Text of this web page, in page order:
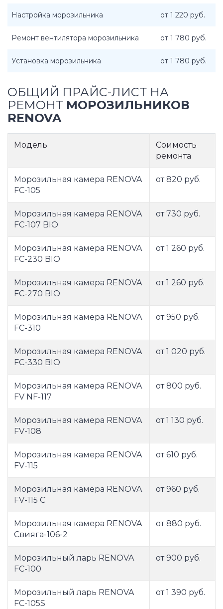
Настройка морозильника от 1 220 руб.
Ремонт вентилятора морозильника от 1 780 руб.
Установка морозильника от 1 780 руб.
ОБЩИЙ ПРАЙС-ЛИСТ НА
РЕМОНТ МОРОЗИЛЬНИКОВ
RENOVA
Модель
Соимость
ремонта
Морозильная камера RENOVA
FC-105
от 820 руб.
Морозильная камера RENOVA
FC-107 BIO
от 730 руб.
Морозильная камера RENOVA
FC-230 BIO
от 1 260 руб.
Морозильная камера RENOVA
FC-270 BIO
от 1 260 руб.
Морозильная камера RENOVA
FC-310
от 950 руб.
Морозильная камера RENOVA
FC-330 BIO
от 1 020 руб.
Морозильная камера RENOVA
FV NF-117
от 800 руб.
Морозильная камера RENOVA
FV-108
от 1 130 руб.
Морозильная камера RENOVA
FV-115
от 610 руб.
Морозильная камера RENOVA
FV-115 С
от 960 руб.
Морозильная камера RENOVA
Свияга-106-2
от 880 руб.
Морозильный ларь RENOVA
FC-100
от 900 руб.
Морозильный ларь RENOVA
FC-105S
от 1 390 руб.